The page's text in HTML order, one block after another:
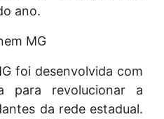
ano.
MG
foi desenvolvida com
para revolucionar a
da rede estadual.